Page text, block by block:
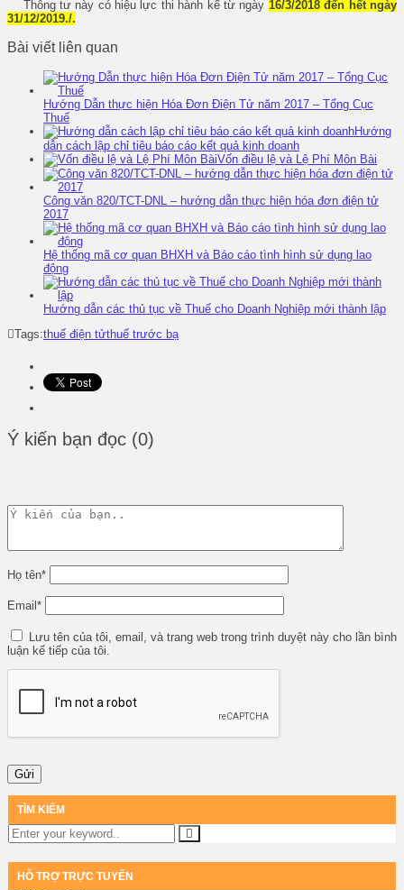
Thông tư này có hiệu lực thi hành kể từ ngày 16/3/2018 đến hết ngày
31/12/2019./.
Bài viết liên quan
Hướng Dẫn thực hiện Hóa Đơn Điện Tử năm 2017 – Tổng Cục
Thuế
Hướng
dẫn cách lập chỉ tiêu báo cáo kết quả kinh doanh
Vốn điều lệ và Lệ Phí Môn Bài
Công văn 820/TCT-DNL – hướng dẫn thực hiện hóa đơn điện tử
2017
Hệ thống mã cơ quan BHXH và Báo cáo tình hình sử dụng lao
động
Hướng dẫn các thủ tục về Thuế cho Doanh Nghiệp mới thành lập
Tags:thuế điện tửthuế trước bạ
Ý kiến bạn đọc (0)
Họ tên*
Email *
Lưu tên của tôi, email, và trang web trong trình duyệt này cho lần bình
luận kế tiếp của tôi.
TÌM KIẾM
HỖ TRỢ TRỰC TUYẾN